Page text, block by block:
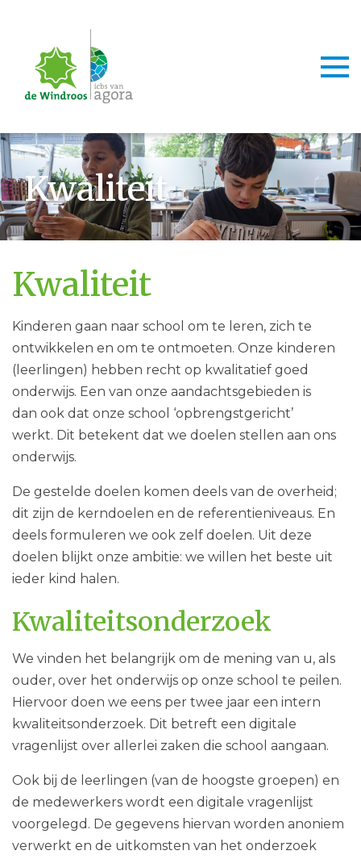
Kwaliteit
Kwaliteit
Kinderen gaan naar school om te leren, zich te
ontwikkelen en om te ontmoeten. Onze kinderen
(leerlingen) hebben recht op kwalitatief goed
onderwijs. Een van onze aandachtsgebieden is
dan ook dat onze school ‘opbrengstgericht’
werkt. Dit betekent dat we doelen stellen aan ons
onderwijs.
De gestelde doelen komen deels van de overheid;
dit zijn de kerndoelen en de referentieniveaus. En
deels formuleren we ook zelf doelen. Uit deze
doelen blijkt onze ambitie: we willen het beste uit
ieder kind halen.
Kwaliteitsonderzoek
We vinden het belangrijk om de mening van u, als
ouder, over het onderwijs op onze school te peilen.
Hiervoor doen we eens per twee jaar een intern
kwaliteitsonderzoek. Dit betreft een digitale
vragenlijst over allerlei zaken die school aangaan.
Ook bij de leerlingen (van de hoogste groepen) en
de medewerkers wordt een digitale vragenlijst
voorgelegd. De gegevens hiervan worden anoniem
verwerkt en de uitkomsten van het onderzoek